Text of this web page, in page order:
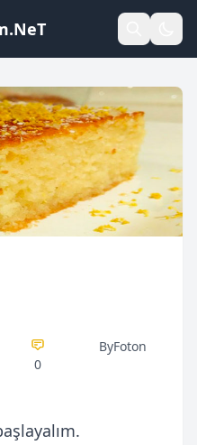
0
ByFoton